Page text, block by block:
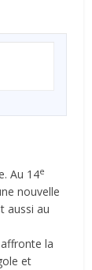
Au 14e
nouvelle
aussi au
la
et